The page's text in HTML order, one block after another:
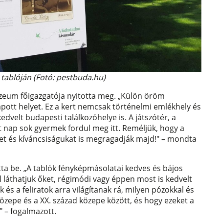
(Fotó: pestbuda.hu)
főigazgatója nyitotta meg. „Külön öröm
helyet. Ez a kert nemcsak történelmi emlékhely és
budapesti találkozóhelye is. A játszótér, a
sok gyermek fordul meg itt. Reméljük, hogy a
és kíváncsiságukat is megragadják majd!" – mondta
be. „A tablók fényképmásolatai kedves és bájos
őket, régimódi vagy éppen most is kedvelt
a feliratok arra világítanak rá, milyen pózokkal és
és a XX. század közepe között, és hogy ezeket a
– fogalmazott.